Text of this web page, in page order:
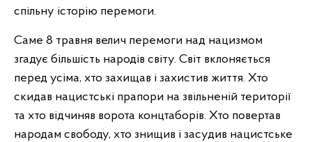
спільну історію перемоги.
Саме 8 травня велич перемоги над нацизмом
згадує більшість народів світу. Світ вклоняється
перед усіма, хто захищав і захистив життя. Хто
скидав нацистські прапори на звільненій території
та хто відчиняв ворота концтаборів. Хто повертав
народам свободу, хто знищив і засудив нацистське